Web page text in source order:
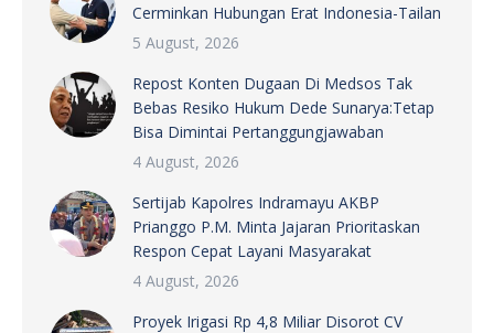
Cerminkan Hubungan Erat Indonesia-Tailan
5 August, 2026
Repost Konten Dugaan Di Medsos Tak
Bebas Resiko Hukum Dede Sunarya:Tetap
Bisa Dimintai Pertanggungjawaban
4 August, 2026
Sertijab Kapolres Indramayu AKBP
Prianggo P.M. Minta Jajaran Prioritaskan
Respon Cepat Layani Masyarakat
4 August, 2026
Proyek Irigasi Rp 4,8 Miliar Disorot CV